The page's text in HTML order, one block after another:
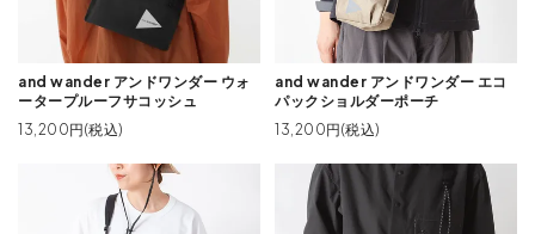
and wander アンドワンダー ウォ
ータープルーフサコッシュ
13,200円(税込)
and wander アンドワンダー エコ
パックショルダーポーチ
13,200円(税込)